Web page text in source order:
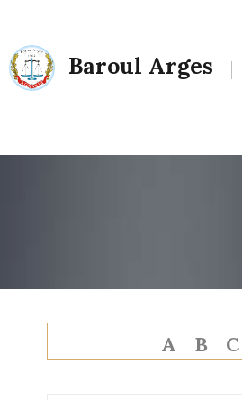
Baroul Arges
A B C